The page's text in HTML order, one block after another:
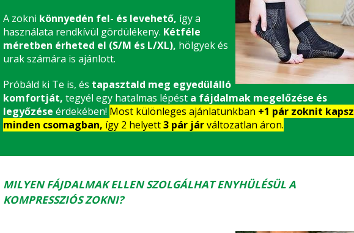
A zokni könnyedén fel- és levehető, így a
használata rendkívül gördülékeny. Kétféle
méretben érheted el (S/M és L/XL), hölgyek és
urak számára is ajánlott.
Próbáld ki Te is, és tapasztald meg egyedülálló
komfortját, tegyél egy hatalmas lépést a fájdalmak megelőzése és
legyőzése érdekében! Most különleges ajánlatunkban +1 pár zoknit kapsz
minden csomagban, így 2 helyett3 pár járváltozatlan áron.
MILYEN FÁJDALMAK ELLEN SZOLGÁLHAT ENYHÜLÉSÜL A
KOMPRESSZIÓS ZOKNI?